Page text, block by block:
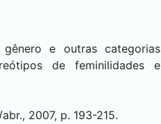
e outras categorias
de feminilidades e
2007, p. 193-215.